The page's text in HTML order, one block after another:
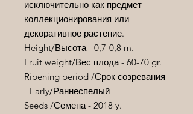
исключительно как предмет
коллекционирования или
декоративное растение.
Height/Высота- 0,7-0,8 m.
Fruit weight/Вес плода- 60-70 gr.
Ripening period /Срок созревания
- Early/Раннеспелый
Seeds /Семена - 2018 y.